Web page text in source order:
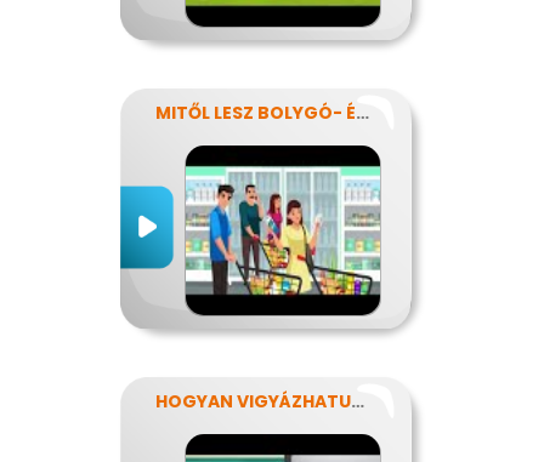
MITŐL LESZ BOLYGÓ- ÉS EGÉSZSÉGTUDATOS IS AZ ÉTRENDEM?
HOGYAN VIGYÁZHATUNK A FÖLDRE?